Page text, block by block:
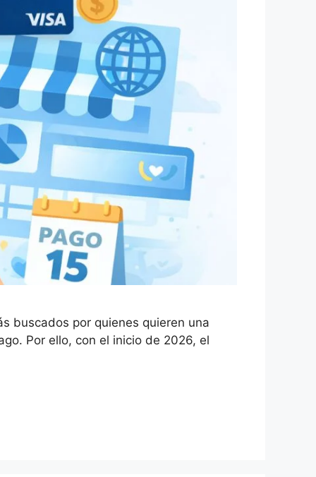
buscados por quienes quieren una
Por ello, con el inicio de 2026, el